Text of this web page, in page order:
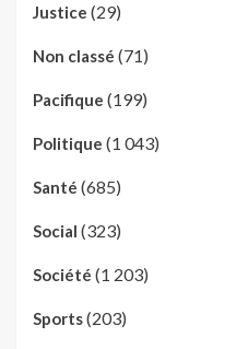
Justice (29)
Non classé (71)
Pacifique (199)
Politique (1 043)
Santé (685)
Social (323)
Société (1 203)
Sports(203)